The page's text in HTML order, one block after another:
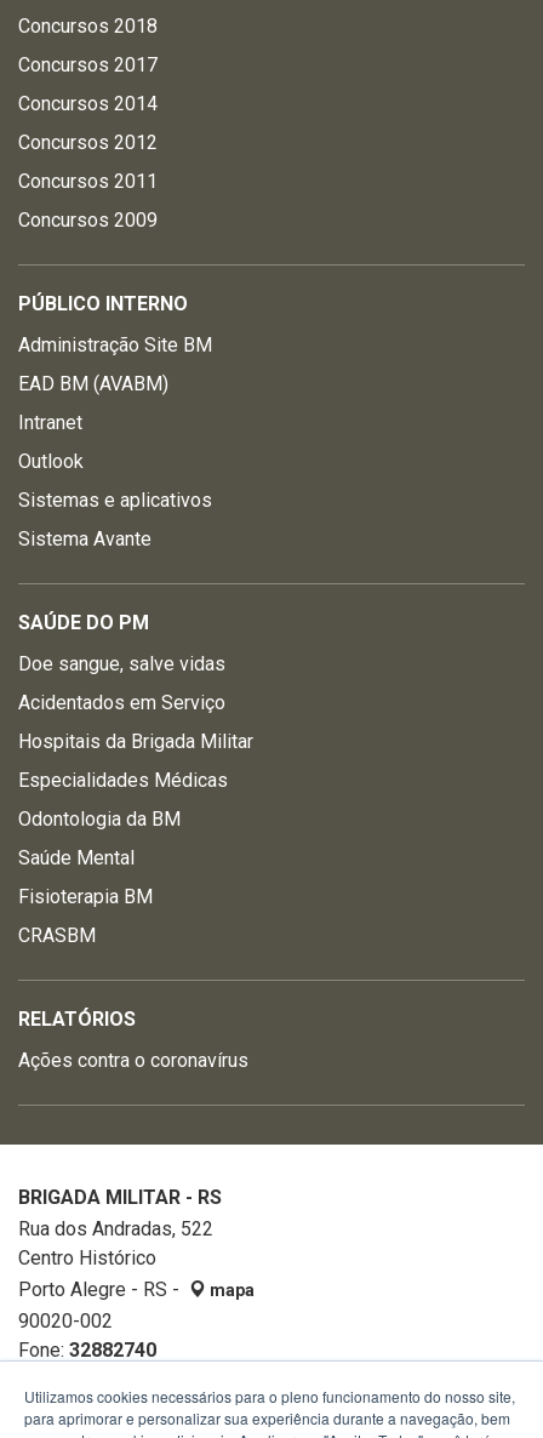
Concursos 2018
Concursos 2017
Concursos 2014
Concursos 2012
Concursos 2011
Concursos 2009
PÚBLICO INTERNO
Administração Site BM
EAD BM (AVABM)
Intranet
Outlook
Sistemas e aplicativos
Sistema Avante
SAÚDE DO PM
Doe sangue, salve vidas
Acidentados em Serviço
Hospitais da Brigada Militar
Especialidades Médicas
Odontologia da BM
Saúde Mental
Fisioterapia BM
CRASBM
RELATÓRIOS
Ações contra o coronavírus
BRIGADA MILITAR - RS
Rua dos Andradas, 522
Centro Histórico
Porto Alegre - RS -
mapa
90020-002
Fone: 32882740
Utilizamos cookies necessários para o pleno funcionamento do nosso site,
para aprimorar e personalizar sua experiência durante a navegação, bem